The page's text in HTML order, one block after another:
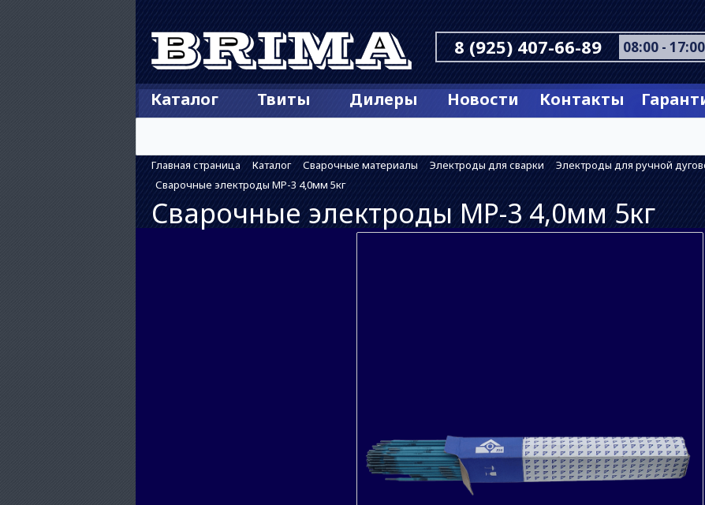
8 (925) 407-66-89 08:00 - 17:00
Каталог Твиты Дилеры Новости Контакты
Главная страница Каталог Сварочные материалы Электроды для сварки
Электроды для ручной
Сварочные электроды МР-3 4,0мм 5кг
Сварочные электроды МР-3 4,0мм 5кг